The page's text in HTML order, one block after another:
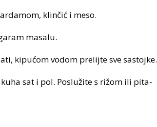
klinčić i meso.
masalu.
kipućom vodom prelijte sve sastojke.
sat i pol. Poslužite s rižom ili pita-